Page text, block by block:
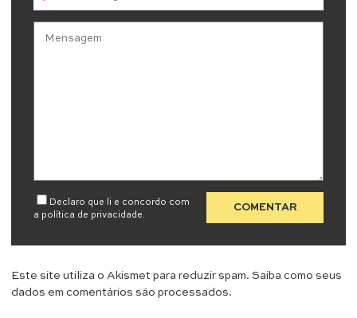
Declaro que li e concordo com
a política de privacidade.
Este site utiliza o Akismet para reduzir spam. Saiba como seus
dados em comentários são processados.